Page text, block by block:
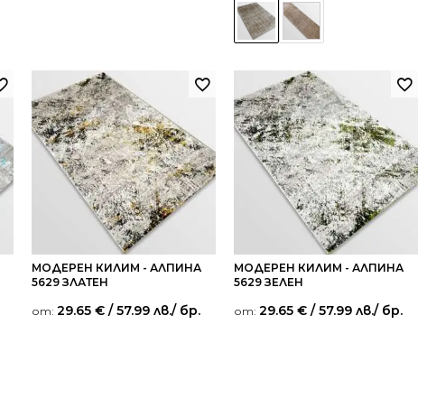
МОДЕРЕН КИЛИМ - АЛПИНА
5629 ЗЛАТЕН
от: 29.65 € / 57.99 лв./ бр.
МОДЕРЕН КИЛИМ - АЛПИНА
5629 ЗЕЛЕН
от: 29.65 € / 57.99 лв./ бр.